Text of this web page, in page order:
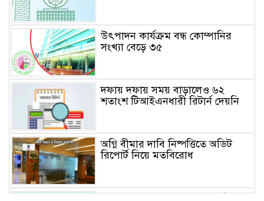
উৎপাদন কার্যক্রম বন্ধ কোম্পানির
সংখ্যা বেড়ে ৩৫
দফায় দফায় সময় বাড়ালেও ৬২
শতাংশ টিআইএনধারী রিটার্ন দেয়নি
অগ্নি বীমার দাবি নিষ্পত্তিতে অডিট
রিপোর্ট নিয়ে মতবিরোধ